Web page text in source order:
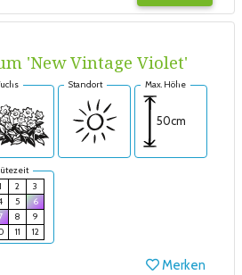
'New Vintage Violet'
Standort Max. Höhe
50cm
1
2
3
5
6
8
9
11 12
Merken